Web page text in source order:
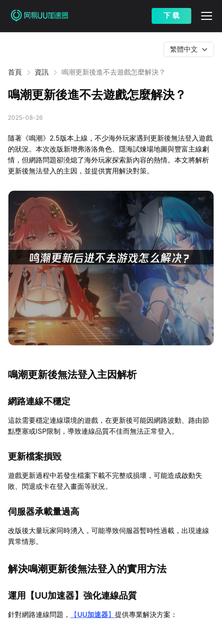
下 载
首頁 資訊 鳴潮更新後進不去遊戲怎麼解決？
繁體中文
鳴潮更新後進不去遊戲怎麼解決？
2025-08-26
隨著《鳴潮》2.5版本上線，不少海外玩家遇到更新後無法登入遊戲
的狀況。本次改版新增弗洛洛角色、隱海試煉場地圖與豐富主線劇
情，但網路問題卻澆熄了海外玩家探索新內容的熱情。本文將解析
更新後無法登入的主因，並提供實用解決對策。
鳴潮更新後無法登入主因解析
網路連線不穩定
這款需要穩定連線環境的遊戲，在更新後可能因網路波動、路由節
點壅塞或ISP限制，導致連線品質不佳而無法正常登入。
更新檔案損毀
遊戲更新過程中若發生檔案下載不完整或損壞，可能造成啟動失
敗、閃退或卡在登入畫面等狀況。
伺服器承載量過高
改版後大量玩家同時湧入，可能導致伺服器暫時性過載，出現連線
異常情形。
解決鳴潮更新後無法登入的實用方法
運用【UU加速器】強化連線品質
針對網路連線問題， 【UU加速器】 提供專業解決方案：